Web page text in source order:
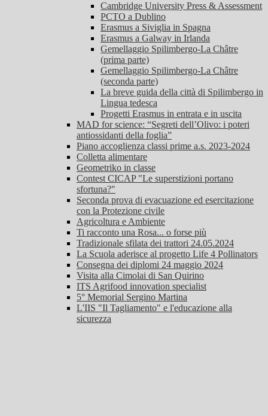
Cambridge University Press & Assessment
PCTO a Dublino
Erasmus a Siviglia in Spagna
Erasmus a Galway in Irlanda
Gemellaggio Spilimbergo-La Châtre
(prima parte)
Gemellaggio Spilimbergo-La Châtre
(seconda parte)
La breve guida della città di Spilimbergo in
Lingua tedesca
Progetti Erasmus in entrata e in uscita
MAD for science: “Segreti dell’Olivo: i poteri
antiossidanti della foglia”
Piano accoglienza classi prime a.s. 2023-2024
Colletta alimentare
Geometriko in classe
Contest CICAP "Le superstizioni portano
sfortuna?"
Seconda prova di evacuazione ed esercitazione
con la Protezione civile
Agricoltura e Ambiente
Ti racconto una Rosa... o forse più
Tradizionale sfilata dei trattori 24.05.2024
La Scuola aderisce al progetto Life 4 Pollinators
Consegna dei diplomi 24 maggio 2024
Visita alla Cimolai di San Quirino
ITS Agrifood innovation specialist
5° Memorial Sergino Martina
L'IIS "Il Tagliamento" e l'educazione alla
sicurezza